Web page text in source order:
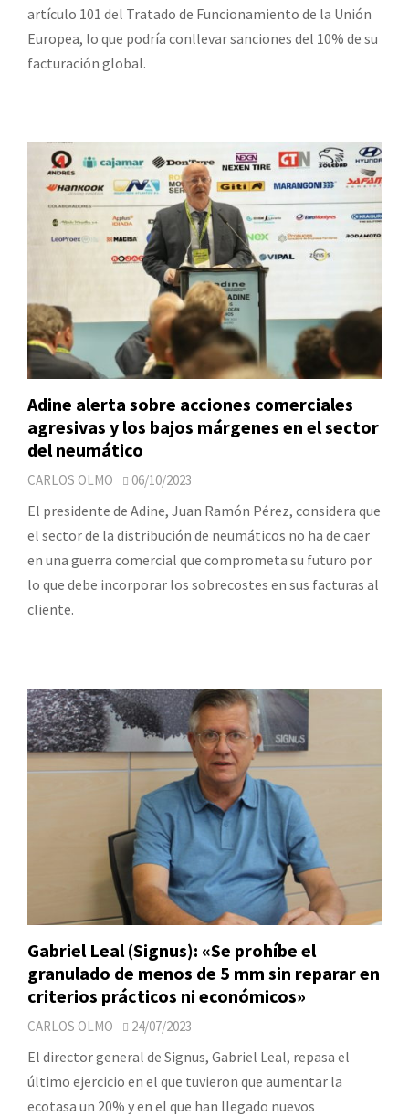
artículo 101 del Tratado de Funcionamiento de la Unión
Europea, lo que podría conllevar sanciones del 10% de su
facturación global.
Adine alerta sobre acciones comerciales
agresivas y los bajos márgenes en el sector
del neumático
CARLOS OLMO 06/10/2023
El presidente de Adine, Juan Ramón Pérez, considera que
el sector de la distribución de neumáticos no ha de caer
en una guerra comercial que comprometa su futuro por
lo que debe incorporar los sobrecostes en sus facturas al
cliente.
Gabriel Leal (Signus): «Se prohíbe el
granulado de menos de 5 mm sin reparar en
criterios prácticos ni económicos»
CARLOS OLMO 24/07/2023
El director general de Signus, Gabriel Leal, repasa el
último ejercicio en el que tuvieron que aumentar la
ecotasa un 20% y en el que han llegado nuevos